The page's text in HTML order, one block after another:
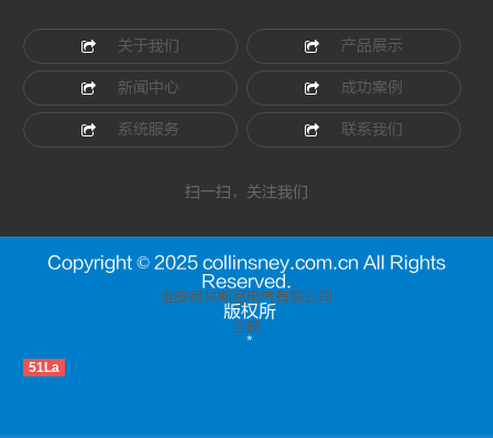
关于我们 产品展示
新闻中心 成功案例
系统服务 联系我们
扫一扫，关注我们
Copyright © 2025 collinsney.com.cn All Rights
Reserved.
淮安柯林斯尼电气有限公司
版权所
企邮
*
51La